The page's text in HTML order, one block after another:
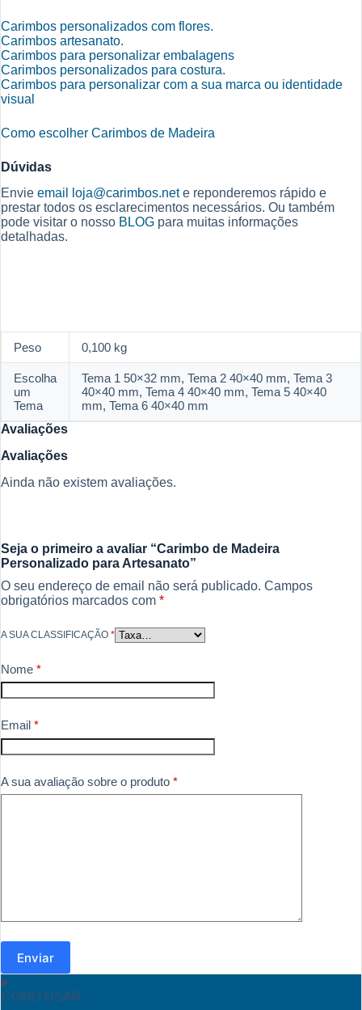
Carimbos personalizados com flores.
Carimbos artesanato.
Carimbos para personalizar embalagens
Carimbos personalizados para costura.
Carimbos para personalizar com a sua marca ou identidade
visual
Como escolher Carimbos de Madeira
Dúvidas
Envie email loja@carimbos.nete reponderemos rápido e
prestar todos os esclarecimentos necessários. Ou também
pode visitar o nosso BLOG para muitas informações
detalhadas.
Peso 0,100 kg
Escolha
um
Tema
Tema 1 50×32 mm, Tema 2 40×40 mm, Tema 3
40×40 mm, Tema 4 40×40 mm, Tema 5 40×40
mm, Tema 6 40×40 mm
Avaliações
Avaliações
Ainda não existem avaliações.
Seja o primeiro a avaliar “Carimbo de Madeira
Personalizado para Artesanato”
O seu endereço de email não será publicado. Campos
obrigatórios marcados com *
A SUA CLASSIFICAÇÃO *
Nome *
Email *
A sua avaliação sobre o produto *
Enviar
COMO USAR